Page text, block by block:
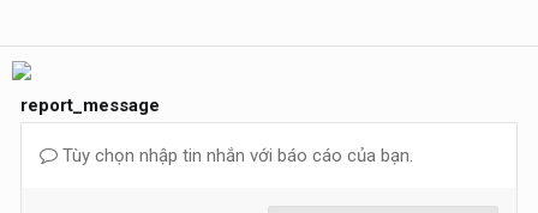
report_message
Tùy chọn nhập tin nhắn với báo cáo của bạn.